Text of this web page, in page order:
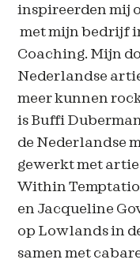
inspireerden mij
met mijn bedrijf
Coaching. Mijn
Nederlandse
meer kunnen
is Buffi
de Nederlandse
gewerkt met
Within
en Jacqueline
op Lowlands in
samen met